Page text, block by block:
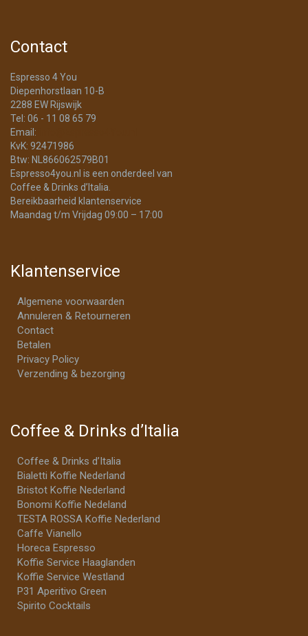
Contact
Espresso 4 You
Diepenhorstlaan 10-B
2288 EW Rijswijk
Tel: 06 - 11 08 65 79
Email:
KvK: 92471986
Btw: NL866062579B01
Espresso4you.nl is een onderdeel van
Coffee & Drinks d’Italia.
Bereikbaarheid klantenservice
Maandag t/m Vrijdag 09:00 – 17:00
Klantenservice
Algemene voorwaarden
Annuleren & Retourneren
Contact
Betalen
Privacy Policy
Verzending & bezorging
Coffee & Drinks d’Italia
Coffee & Drinks d’Italia
Bialetti Koffie Nederland
Bristot Koffie Nederland
Bonomi Koffie Nedeland
TESTA ROSSA Koffie Nederland
Caffe Vianello
Horeca Espresso
Koffie Service Haaglanden
Koffie Service Westland
P31 Aperitivo Green
Spirito Cocktails